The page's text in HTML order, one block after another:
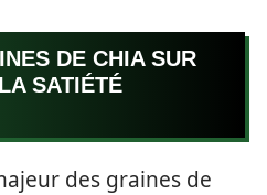
DE CHIA SUR
SATIÉTÉ
des graines de